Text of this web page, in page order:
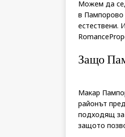
Можем да
в Пампорово
естествени.
Защо
Макар
районът
подходящ за
защото